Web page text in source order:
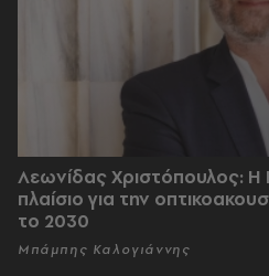
Λεωνίδας Χριστόπουλος: Η
πλαίσιο για την
το 2030
Μπάμπης Καλογιάννης